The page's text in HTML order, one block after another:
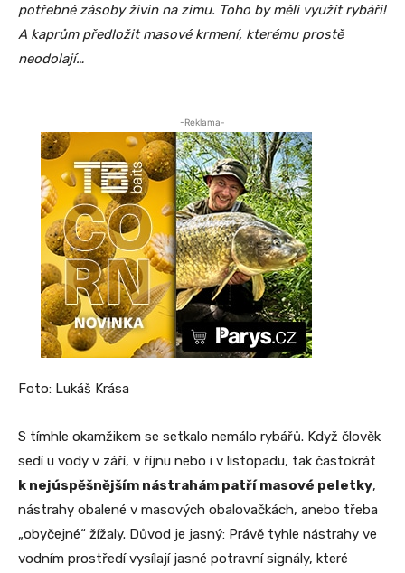
potřebné zásoby živin na zimu. Toho by měli využít rybáři!
A kaprům předložit masové krmení, kterému prostě
neodolají…
-Reklama-
Foto: Lukáš Krása
S tímhle okamžikem se setkalo nemálo rybářů. Když člověk
sedí u vody v září, v říjnu nebo i v listopadu, tak častokrát
k nejúspěšnějším nástrahám patří masové peletky,
nástrahy obalené v masových obalovačkách, anebo třeba
„obyčejné“ žížaly. Důvod je jasný: Právě tyhle nástrahy ve
vodním prostředí vysílají jasné potravní signály, které